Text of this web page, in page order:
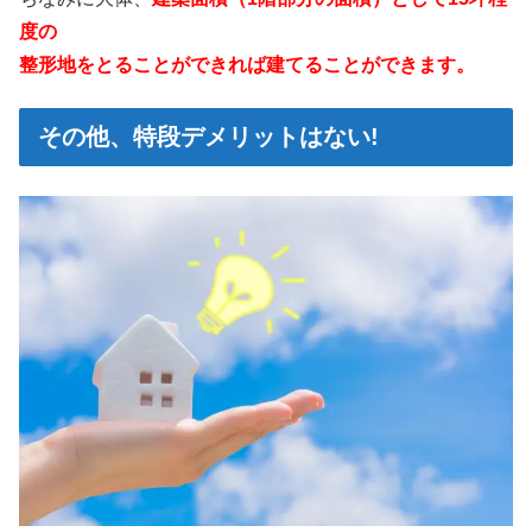
度の
整形地をとることができれば建てることができます。
その他、特段デメリットはない!